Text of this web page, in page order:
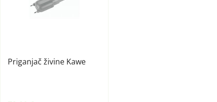
Priganjač živine Kawe